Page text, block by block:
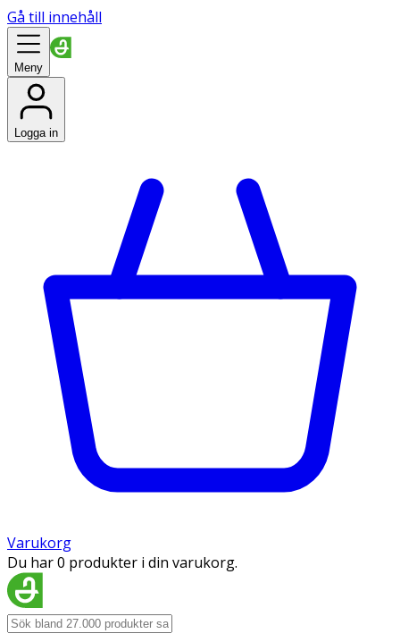
Gå till innehåll
Meny
Logga in
Varukorg
Du har 0 produkter i din varukorg.